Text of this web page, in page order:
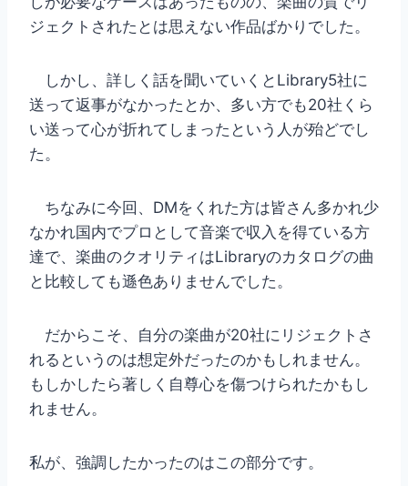
ジェクトされたとは思えない作品ばかりでした。
しかし、詳しく話を聞いていくとLibrary5社に
送って返事がなかったとか、多い方でも20社くら
い送って心が折れてしまったという人が殆どでし
た。
ちなみに今回、DMをくれた方は皆さん多かれ少
なかれ国内でプロとして音楽で収入を得ている方
達で、楽曲のクオリティはLibraryのカタログの曲
と比較しても遜色ありませんでした。
だからこそ、自分の楽曲が20社にリジェクトさ
れるというのは想定外だったのかもしれません。
もしかしたら著しく自尊心を傷つけられたかもし
れません。
私が、強調したかったのはこの部分です。